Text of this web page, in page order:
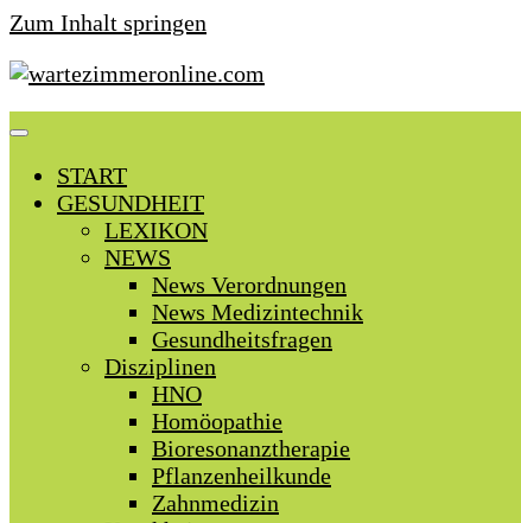
Zum Inhalt springen
START
GESUNDHEIT
LEXIKON
NEWS
News Verordnungen
News Medizintechnik
Gesundheitsfragen
Disziplinen
HNO
Homöopathie
Bioresonanztherapie
Pflanzenheilkunde
Zahnmedizin